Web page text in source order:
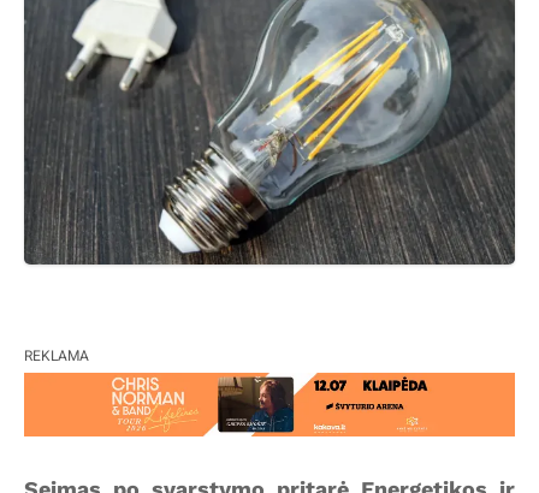
REKLAMA